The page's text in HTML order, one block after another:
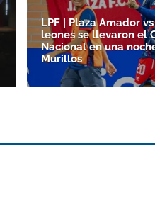
LPF | Plaza Amador
leones se llevaron el
Nacional en una
Murillos